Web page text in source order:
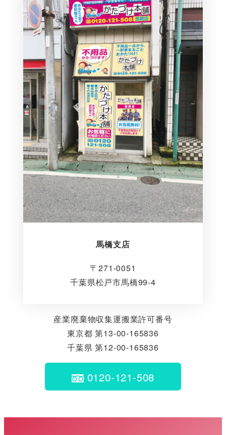
馬橋支店
〒271-0051
千葉県松戸市馬橋99-4
産業廃棄物収集運搬業許可番号
東京都 第13-00-165836
千葉県 第12-00-165836
0120-121-508